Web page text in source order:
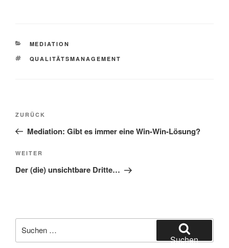
KATEGORIEN
MEDIATION
SCHLAGWÖRTER
QUALITÄTSMANAGEMENT
Beitragsnavigation
Vorheriger
Beitrag
ZURÜCK
Mediation: Gibt es immer eine Win-Win-Lösung?
Nächster
Beitrag
WEITER
Der (die) unsichtbare Dritte…
nach:
Suchen